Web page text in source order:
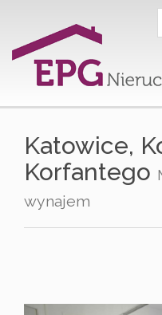
Katowice,
Korfantego
wynajem